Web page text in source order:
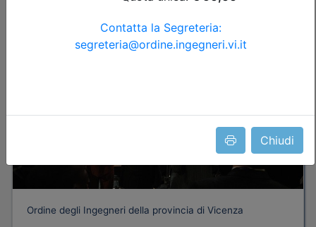
Chiudi
Dettagli evento
Ordine degli Ingegneri della provincia di Vicenza